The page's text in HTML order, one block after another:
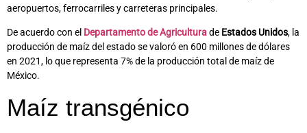
aeropuertos, ferrocarriles y carreteras principales.
De acuerdo con el Departamento de Agriculturade Estados Unidos, la
producción de maíz del estado se valoró en 600 millones de dólares
en 2021, lo que representa 7% de la producción total de maíz de
México.
Maíz transgénico